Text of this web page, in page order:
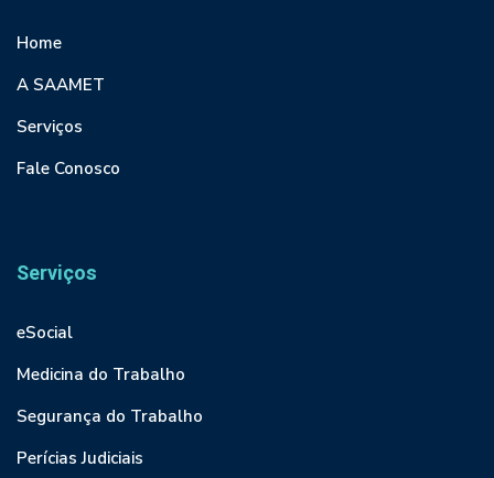
Home
A SAAMET
Serviços
Fale Conosco
Serviços
eSocial
Medicina do Trabalho
Segurança do Trabalho
Perícias Judiciais